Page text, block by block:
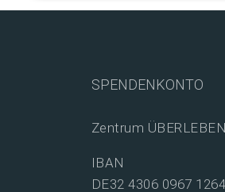
SPENDENKONTO
Zentrum
IBAN
DE32 4306 0967